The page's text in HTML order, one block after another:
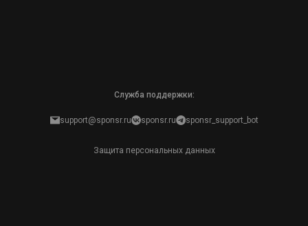
Служба поддержки:
support@sponsr.ru sponsr.ru sponsr_support_bot
Защита персональных данных